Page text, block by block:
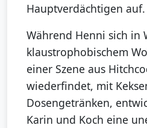
Hauptverdächtigen auf.
Während Henni sich in
klaustrophobischem
einer Szene aus
wiederfindet, mit
Dosengetränken,
Karin und Koch eine